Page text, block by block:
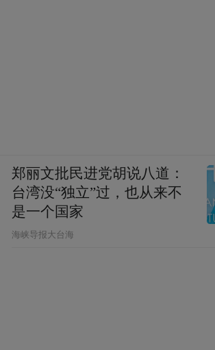
郑丽文批民进党胡说八道：
台湾没“独立”过，也从来不
是一个国家
​海峡导报大台海